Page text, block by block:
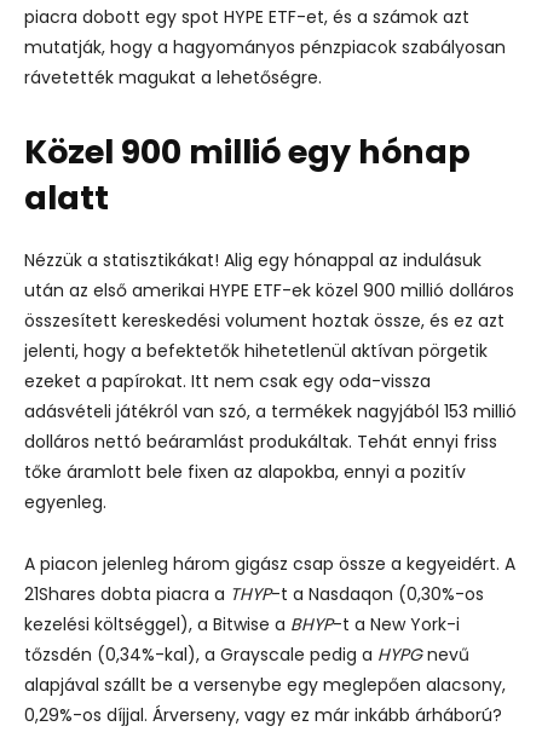
piacra dobott egy spot HYPE ETF-et, és a számok azt
mutatják, hogy a hagyományos pénzpiacok szabályosan
rávetették magukat a lehetőségre.
Közel 900 millió egy hónap
alatt
Nézzük a statisztikákat! Alig egy hónappal az indulásuk
után az első amerikai HYPE ETF-ek közel 900 millió dolláros
összesített kereskedési volument hoztak össze, és ez azt
jelenti, hogy a befektetők hihetetlenül aktívan pörgetik
ezeket a papírokat. Itt nem csak egy oda-vissza
adásvételi játékról van szó, a termékek nagyjából 153 millió
dolláros nettó beáramlást produkáltak. Tehát ennyi friss
tőke áramlott bele fixen az alapokba, ennyi a pozitív
egyenleg.
A piacon jelenleg három gigász csap össze a kegyeidért. A
21Shares dobta piacra a THYP-t a Nasdaqon (0,30%-os
kezelési költséggel), a Bitwise a BHYP-t a New York-i
tőzsdén (0,34%-kal), a Grayscale pedig a HYPGnevű
alapjával szállt be a versenybe egy meglepően alacsony,
0,29%-os díjjal. Árverseny, vagy ez már inkább árháború?